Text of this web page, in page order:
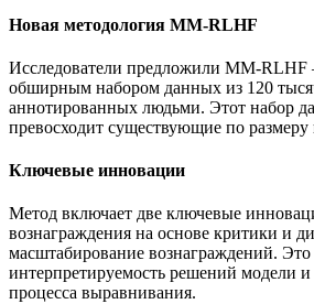
Новая методология MM-RLHF
Исследователи предложили MM-
обширным набором данных из 120
аннотированных людьми. Этот набор
превосходит существующие по размеру
Ключевые инновации
Метод включает две ключевые
вознаграждения на основе критики и
масштабирование вознаграждений. Это
интерпретируемость решений модели
процесса выравнивания.